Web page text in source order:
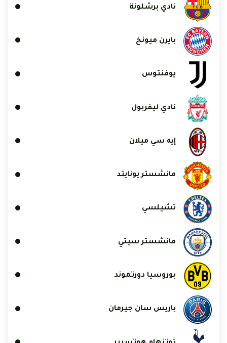
نادي برشلونة
بايرن ميونخ
يوفنتوس
نادي ليفربول
إيه سي ميلان
مانشستر يونايتد
تشيلسي
مانشستر سيتي
بوروسيا دورتموند
باريس سان جيرمان